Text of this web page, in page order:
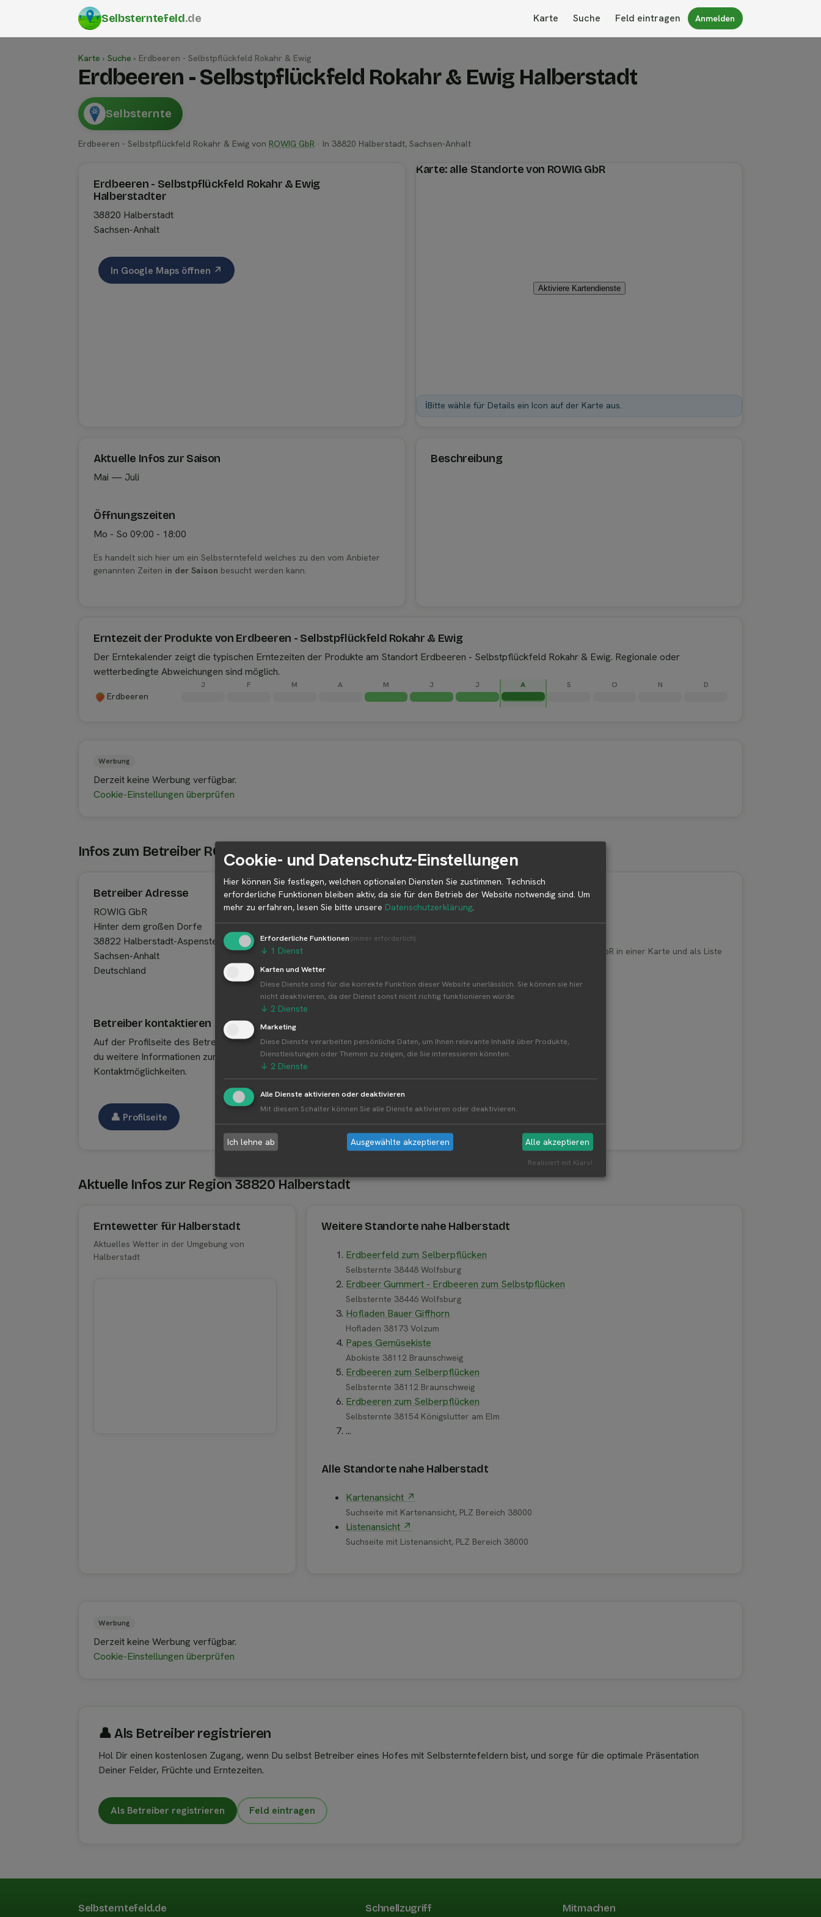
Selbsterntefeld.de Karte Suche Feld eintragen Anmelden
Karte › Suche › Erdbeeren - Selbstpflückfeld Rokahr & Ewig
Erdbeeren - Selbstpflückfeld Rokahr & Ewig Halberstadt
Selbsternte
Erdbeeren - Selbstpflückfeld Rokahr & Ewig von ROWIG GbR · In 38820 Halberstadt, Sachsen-Anhalt
Erdbeeren - Selbstpflückfeld Rokahr & Ewig
Halberstadter
38820 Halberstadt
Sachsen-Anhalt
In Google Maps öffnen ↗
Karte: alle Standorte von ROWIG GbR
Aktiviere Kartendienste
ℹ️Bitte wähle für Details ein Icon auf der Karte aus.
Aktuelle Infos zur Saison
Mai — Juli
Öffnungszeiten
Mo - So 09:00 - 18:00
Es handelt sich hier um ein Selbsterntefeld welches zu den vom Anbieter
genannten Zeiten in der Saison besucht werden kann.
Beschreibung
Erntezeit der Produkte von Erdbeeren - Selbstpflückfeld Rokahr & Ewig
Der Erntekalender zeigt die typischen Erntezeiten der Produkte am Standort Erdbeeren - Selbstpflückfeld Rokahr & Ewig. Regionale oder
wetterbedingte Abweichungen sind möglich.
J F M A M J J A S O N D
Erdbeeren
Werbung
Derzeit keine Werbung verfügbar.
Cookie-Einstellungen überprüfen
Infos zum Betreiber ROWIG GbR
Betreiber Adresse
ROWIG GbR
Hinter dem großen Dorfe
38822 Halberstadt-Aspenstedt
Sachsen-Anhalt
Deutschland
Betreiber kontaktieren
Auf der Profilseite des Betreibers findest
du weitere Informationen zum Betreiber und
Kontaktmöglichkeiten.
👤︎ Profilseite
Weitere Standorte von ROWIG GbR
ROWIG GbR betreibt 1 Standorte
Alle Standorte von ROWIG GbR↗
Kompakte Übersicht aller Standorte inkl. Firmensitz von ROWIG GbR in einer Karte und als Liste
Aktuelle Infos zur Region 38820 Halberstadt
Erntewetter für Halberstadt
Aktuelles Wetter in der Umgebung von
Halberstadt
Weitere Standorte nahe Halberstadt
Erdbeerfeld zum Selberpflücken
Selbsternte 38448 Wolfsburg
Erdbeer Gummert - Erdbeeren zum Selbstpflücken
Selbsternte 38446 Wolfsburg
Hofladen Bauer Giffhorn
Hofladen 38173 Volzum
Papes Gemüsekiste
Abokiste 38112 Braunschweig
Erdbeeren zum Selberpflücken
Selbsternte 38112 Braunschweig
Erdbeeren zum Selberpflücken
Selbsternte 38154 Königslutter am Elm
...
Alle Standorte nahe Halberstadt
Kartenansicht ↗
Suchseite mit Kartenansicht, PLZ Bereich 38000
Listenansicht ↗
Suchseite mit Listenansicht, PLZ Bereich 38000
Werbung
Derzeit keine Werbung verfügbar.
Cookie-Einstellungen überprüfen
👤︎ Als Betreiber registrieren
Hol Dir einen kostenlosen Zugang, wenn Du selbst Betreiber eines Hofes mit Selbsterntefeldern bist, und sorge für die optimale Präsentation
Deiner Felder, Früchte und Erntezeiten.
Als Betreiber registrieren Feld eintragen
Selbsterntefeld.de Schnellzugriff Mitmachen
Cookie- und Datenschutz-Einstellungen
Hier können Sie festlegen, welchen optionalen Diensten Sie zustimmen. Technisch
erforderliche Funktionen bleiben aktiv, da sie für den Betrieb der Website notwendig sind. Um
mehr zu erfahren, lesen Sie bitte unsere Datenschutzerklärung.
Erforderliche Funktionen (immer erforderlich)
↓ 1 Dienst
Karten und Wetter
Diese Dienste sind für die korrekte Funktion dieser Website unerlässlich. Sie können sie hier
nicht deaktivieren, da der Dienst sonst nicht richtig funktionieren würde.
↓ 2 Dienste
Marketing
Diese Dienste verarbeiten persönliche Daten, um Ihnen relevante Inhalte über Produkte,
Dienstleistungen oder Themen zu zeigen, die Sie interessieren könnten.
↓ 2 Dienste
Alle Dienste aktivieren oder deaktivieren
Mit diesem Schalter können Sie alle Dienste aktivieren oder deaktivieren.
Ich lehne ab Ausgewählte akzeptieren Alle akzeptieren
Realisiert mit Klaro!